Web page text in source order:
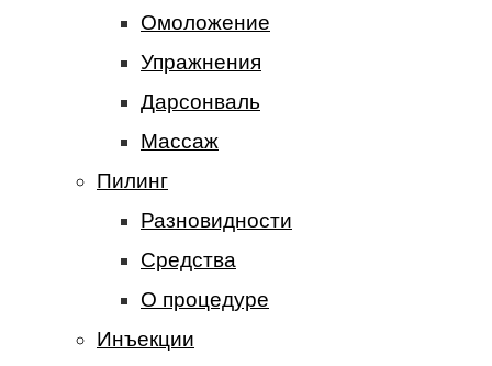
Омоложение
Упражнения
Дарсонваль
Массаж
Пилинг
Разновидности
Средства
О процедуре
Инъекции